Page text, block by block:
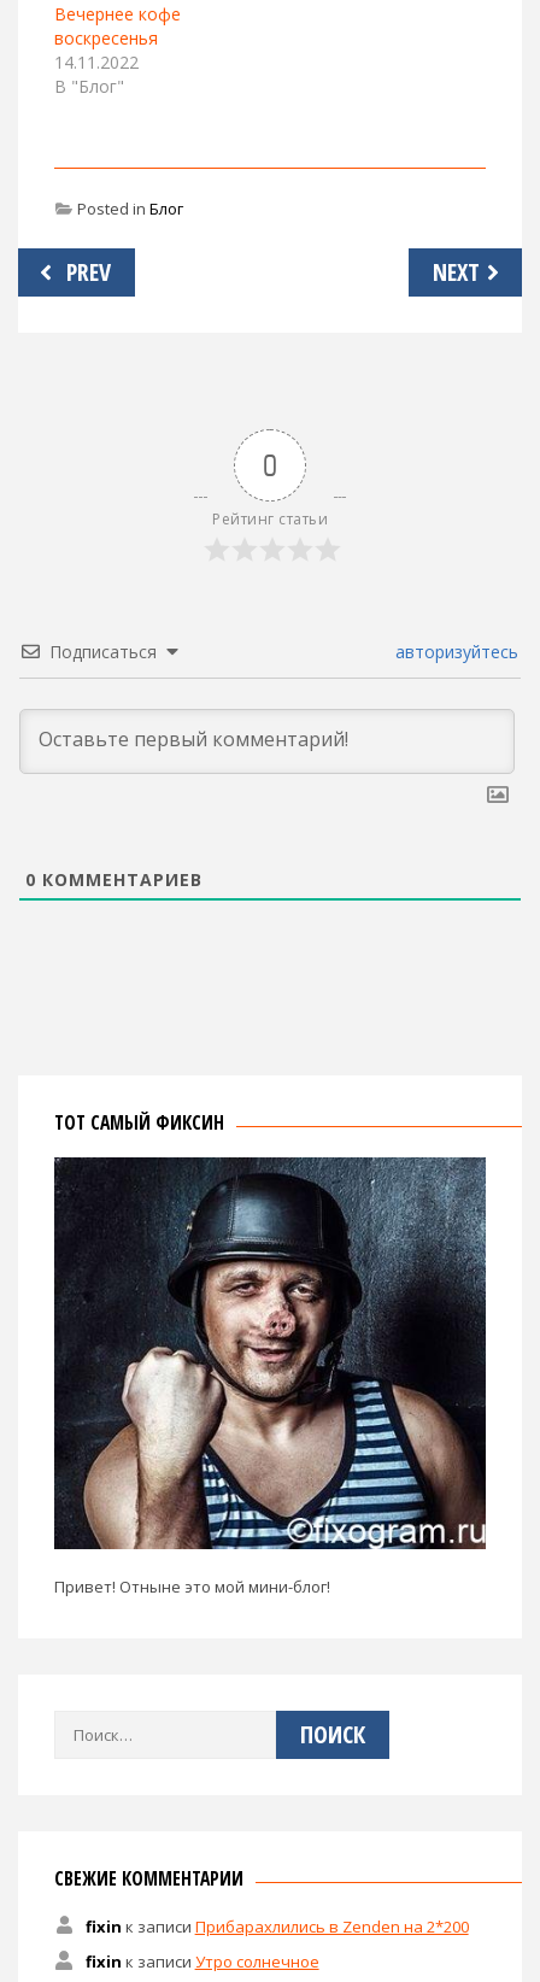
Вечернее кофе
воскресенья
14.11.2022
В "Блог"
Posted in Блог
Навигация
по
PREV NEXT
0
Рейтинг статьи
Подписаться авторизуйтесь
0 КОММЕНТАРИЕВ
ТОТ САМЫЙ ФИКСИН
Привет! Отныне это мой мини-блог!
Найти:
СВЕЖИЕ КОММЕНТАРИИ
fixin к записи Прибарахлились в Zenden на 2*200
fixin к записи Утро солнечное